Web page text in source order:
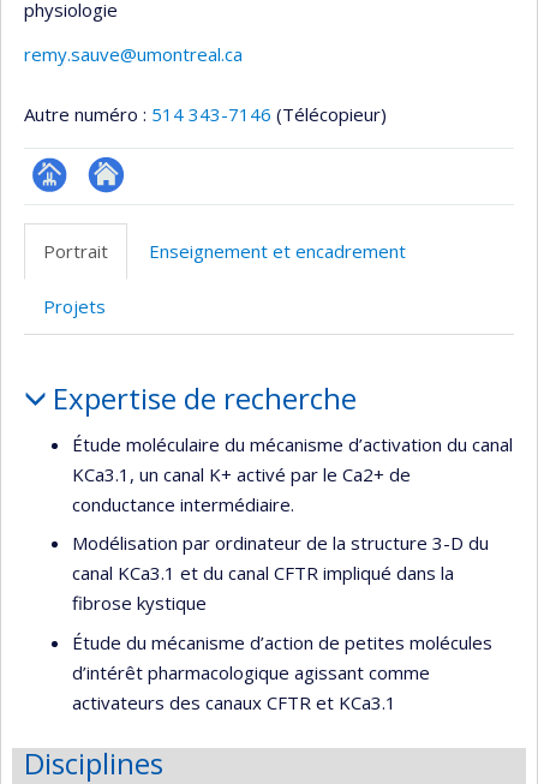
physiologie
remy.sauve@umontreal.ca
Autre numéro : 514 343-7146 (Télécopieur)
Page
(faculté,département,école)
Site
l’unité
de
Portrait Enseignement et encadrement
Projets
Expertise de recherche
Étude moléculaire du mécanisme d’activation du canal
KCa3.1, un canal K+ activé par le Ca2+ de
conductance intermédiaire.
Modélisation par ordinateur de la structure 3-D du
canal KCa3.1 et du canal CFTR impliqué dans la
fibrose kystique
Étude du mécanisme d’action de petites molécules
d’intérêt pharmacologique agissant comme
activateurs des canaux CFTR et KCa3.1
Disciplines